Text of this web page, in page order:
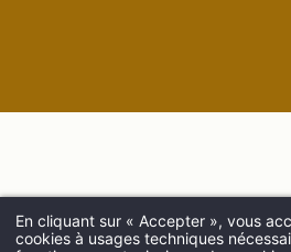
En cliquant sur « Accepter », vous
cookies à usages techniques